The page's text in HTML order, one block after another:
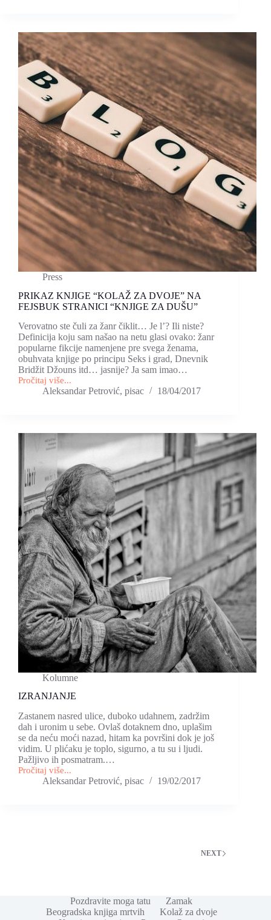
Press
PRIKAZ KNJIGE “KOLAŽ ZA DVOJE” NA
FEJSBUK STRANICI “KNJIGE ZA DUŠU”
Verovatno ste čuli za žanr čiklit… Je l’? Ili niste?
Definicija koju sam našao na netu glasi ovako: žanr
popularne fikcije namenjene pre svega ženama,
obuhvata knjige po principu Seks i grad, Dnevnik
Bridžit Džouns itd… jasnije? Ja sam imao…
Pročitaj više...
PRIKAZ
KNJIGE
NA
FEJSBUK
“KNJIGE
ZA
DUŠU”
Aleksandar Petrović, pisac 18/04/2017
Kolumne
IZRANJANJE
Zastanem nasred ulice, duboko udahnem, zadržim
dah i uronim u sebe. Ovlaš dotaknem dno, uplašim
se da neću moći nazad, hitam ka površini dok je još
vidim. U plićaku je toplo, sigurno, a tu su i ljudi.
Pažljivo ih posmatram.…
Pročitaj više...
IZRANJANJE
Aleksandar Petrović, pisac 19/02/2017
NEXT
Pozdravite moga tatu
Zamak
Beogradska knjiga mrtvih
Kolaž za dvoje